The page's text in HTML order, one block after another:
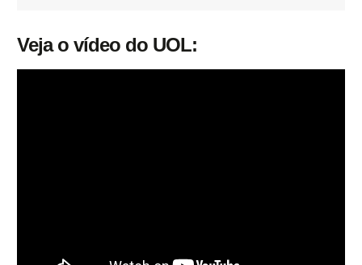
Veja o vídeo do UOL: